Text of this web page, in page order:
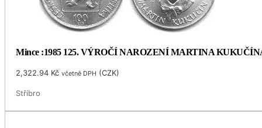
Mince :1985 125. VÝROČÍ NAROZENÍ MARTINA
2,322.94 Kč včetně DPH (CZK)
Stříbro